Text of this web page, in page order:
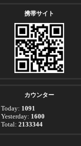
携帯サイト
カウンター
Today: 1091
Yesterday: 1600
Total: 2133344